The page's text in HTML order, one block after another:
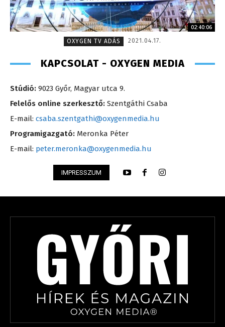
02:40:06
OXYGEN TV ADÁS
2021.04.17.
KAPCSOLAT - OXYGEN MEDIA
Stúdió: 9023 Győr, Magyar utca 9.
Felelős online szerkesztő: Szentgáthi Csaba
E-mail: csaba.szentgathi@oxygenmedia.hu
Programigazgató: Meronka Péter
E-mail: peter.meronka@oxygenmedia.hu
IMPRESSZUM